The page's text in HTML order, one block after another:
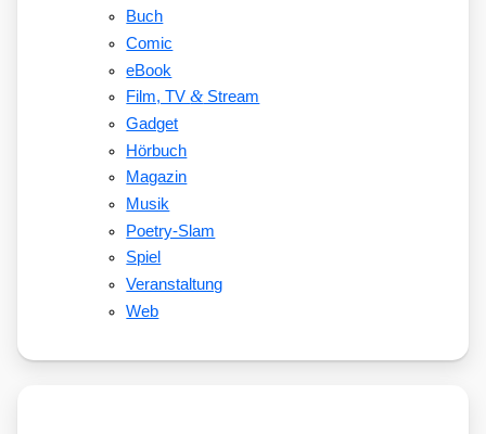
Buch
Comic
eBook
Film, TV&Stream
Gadget
Hörbuch
Magazin
Musik
Poetry-Slam
Spiel
Veranstaltung
Web